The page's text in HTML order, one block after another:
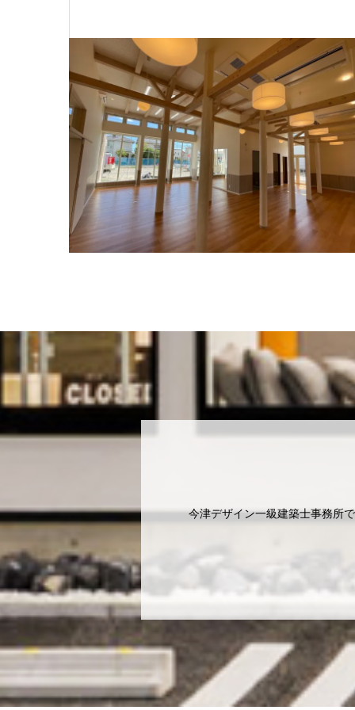
今津デザイン一級建築士事務所